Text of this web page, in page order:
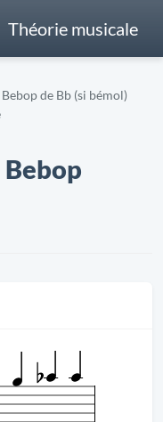
Théorie musicale
de Bb (si bémol)